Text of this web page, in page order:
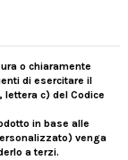
o chiaramente
di esercitare il
lettera c) del Codice
in base alle
venga
a terzi.